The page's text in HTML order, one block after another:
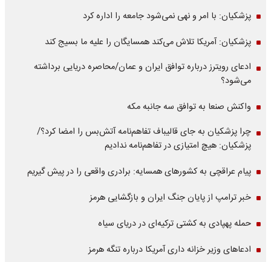
پزشکیان: با امر و نهی نمی‌شود جامعه را اداره کرد
پزشکیان: آمریکا تلاش می‌کند همسایگان را علیه ما بسیج کند
ادعای رویترز درباره توافق ایران و عمان/محاصره دریایی برداشته
می‌شود؟
واکنش صنعا به توافق سه جانبه مکه
چرا پزشکیان به جای قالیباف تفاهم‌نامه آتش‌بس را امضا کرد؟/
پزشکیان: هیچ امتیازی در تفاهم‌نامه ندادیم
پیام عراقچی به کشورهای همسایه: برادری واقعی را در پیش گیریم
خبر ترامپ از پایان جنگ ایران و بازگشایی هرمز
حمله پهپادی به کشتی ترکیه‌ای در دریای سیاه
ادعاهای وزیر خزانه داری آمریکا درباره تنگه هرمز